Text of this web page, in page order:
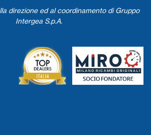
direzione ed al coordinamento di Gruppo
Intergea S.p.A.